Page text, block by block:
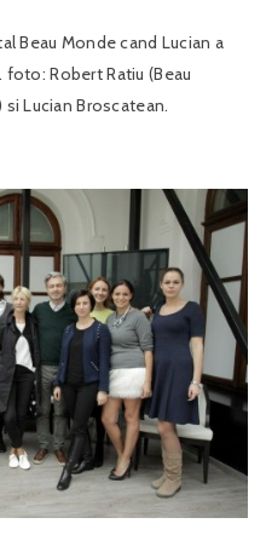
Beau Monde cand Lucian a
Robert Ratiu (Beau
Lucian Broscatean.